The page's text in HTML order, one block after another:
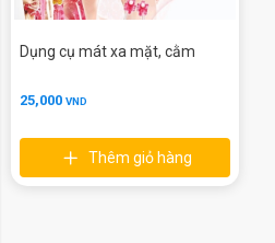
Dụng cụ mát xa mặt, cằm
25,000 VND
Thêm giỏ hàng